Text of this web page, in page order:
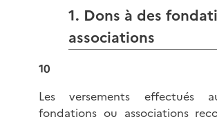
1. Dons à des
associations
10
Les versements effectués
fondations ou associations